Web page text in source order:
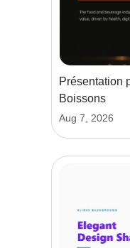
Présentation
Boissons
Aug 7, 2026